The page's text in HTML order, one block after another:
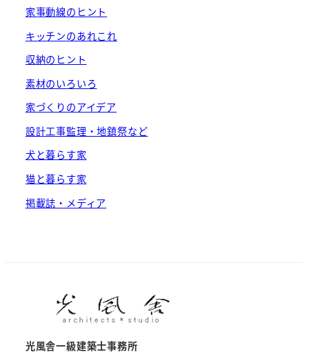
家事動線のヒント
キッチンのあれこれ
収納のヒント
素材のいろいろ
家づくりのアイデア
設計工事監理・地鎮祭など
犬と暮らす家
猫と暮らす家
掲載誌・メディア
光風舎一級建築士事務所